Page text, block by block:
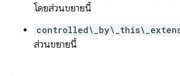
โดยส่วนขยายนี้
ส่วนขยายนี้